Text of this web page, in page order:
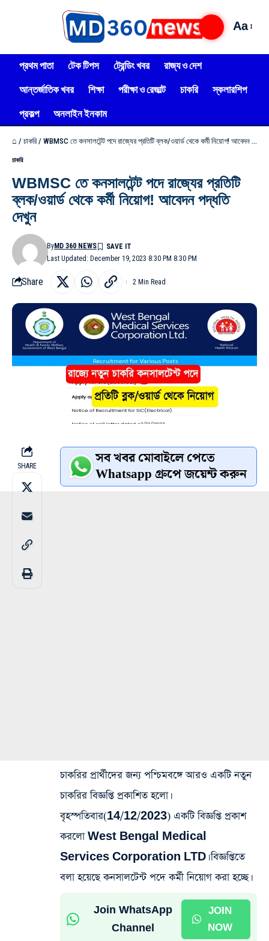
Aa
প্রথম পাতা টেক টিপস ট্রেন্ডিং খবর
রাজ্য ও দেশ
আন্তর্জাতিক খবর
শিক্ষা পরীক্ষা ও রেজাল্ট চাকরি
স্কলারশিপ
প্রকল্প
অনলাইন ইনকাম
⌂ / চাকরি / WBMSC তে কনসালটেন্ট পদে রাজ্যের প্রতিটি ব্লক/ওয়ার্ড থেকে কর্মী নিয়োগ! আবেদন পদ্ধতি দেখুন
চাকরি
WBMSC তে কনসালটেন্ট পদে রাজ্যের প্রতিটি
ব্লক/ওয়ার্ড থেকে কর্মী নিয়োগ! আবেদন পদ্ধতি
দেখুন
Last Updated: December 19, 2023 8:30 PM 8:30 PM
ByMD 360 NEWS
Share 2 Min Read
SHARE সব খবর মোবাইলে পেতে
Whatsapp গ্রুপে জয়েন্ট করুন
চাকরির প্রার্থীদের জন্য পশ্চিমবঙ্গে আরও একটি নতুন
চাকরির বিজ্ঞপ্তি প্রকাশিত হলো।
বৃহস্পতিবার(14/12/2023) একটি বিজ্ঞপ্তি প্রকাশ
করলো West Bengal Medical
Services Corporation LTD। বিজ্ঞপ্তিতে
বলা হয়েছে কনসালটেন্ট পদে কর্মী নিয়োগ করা হচ্ছে।
Join WhatsApp
Channel
JOIN
NOW